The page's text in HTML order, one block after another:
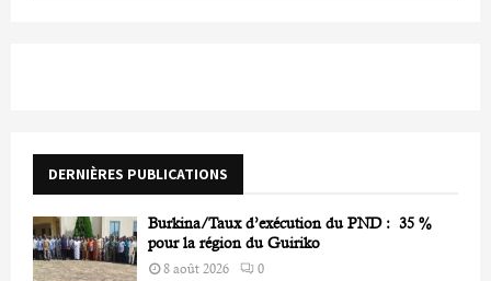
r
DERNIÈRES PUBLICATIONS
Burkina/Taux d’exécution du PND : 35 %
pour la région du Guiriko
8 août 2026 0